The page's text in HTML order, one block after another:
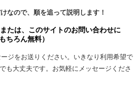
なので、順を追って説明します！
たは、このサイトのお問い合わせに
ちろん無料）
ジをお送りください。いきなり利用希望で
も大丈夫です。お気軽にメッセージくださ